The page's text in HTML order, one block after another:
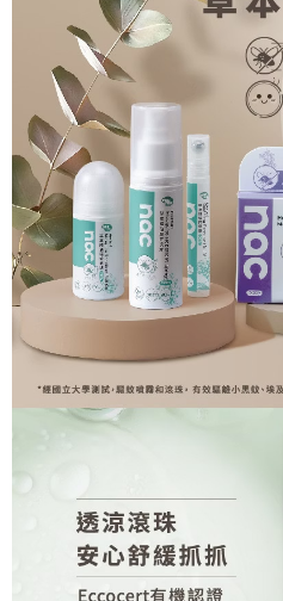
１．簡單：不需註冊會員、不需綁卡、
２．便利：只要手機號碼，簡訊認證，
３．安心：先確認商品／服務後，再付
【「AFTEE先享後付」結帳流程】
１．於結帳方式選擇「AFTEE先享後付
結帳頁面，進行簡訊認證並確認金額後
２．訂單成立數日內，您將收到繳費通
３．收到繳費通知簡訊後14天內，點擊
ATM／網路銀行／等多元方式進行付款
※ 請注意：結帳手續完成當下不需立刻
購買商品的店家。未經商家同意取消之
後付繳納相關費用。
※ 交易是否成功請以「AFTEE先享後付
是否繳費成功／繳費後需取消欲退款等
https://
１．透過由恩沛科技股份有限公司提供
易，需依本服務之必要範圍內提供個人
２．關於個人資料處理事宜，請瀏覽以
https://aftee.tw/terms/#terms3
３．未成年的使用者請事先徵得法定代
「AFTEE先享後付」，若未經同意申辦
４．使用「AFTEE先享後付」時，將依
時審查核予不同之上限額度；若仍有額
運送方式
全家取貨付款
每筆NT$60，滿NT$590(含以上)免
付款後全家取貨
每筆NT$60，滿NT$590(含以上)免
7-11取貨付款
每筆NT$60，滿NT$590(含以上)免
付款後7-11取貨
每筆NT$60，滿NT$590(含以上)免
每筆NT$100，滿NT$590(含以上)
每筆NT$150，滿NT$890(含以上)免